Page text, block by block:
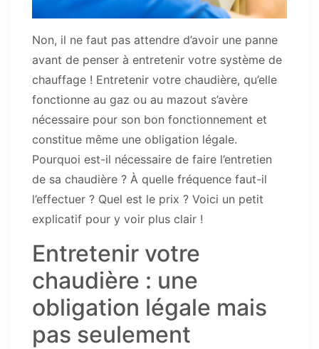
Non, il ne faut pas attendre d’avoir une panne
avant de penser à entretenir votre système de
chauffage ! Entretenir votre chaudière, qu’elle
fonctionne au gaz ou au mazout s’avère
nécessaire pour son bon fonctionnement et
constitue même une obligation légale.
Pourquoi est-il nécessaire de faire l’entretien
de sa chaudière ? À quelle fréquence faut-il
l’effectuer ? Quel est le prix ? Voici un petit
explicatif pour y voir plus clair !
Entretenir votre
chaudière : une
obligation légale mais
pas seulement